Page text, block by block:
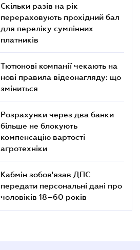
Скільки разів на рік
перераховують прохідний бал
для переліку сумлінних
платників
Тютюнові компанії чекають на
нові правила відеонагляду: що
зміниться
Розрахунки через два банки
більше не блокують
компенсацію вартості
агротехніки
Кабмін зобов'язав ДПС
передати персональні дані про
чоловіків 18–60 років